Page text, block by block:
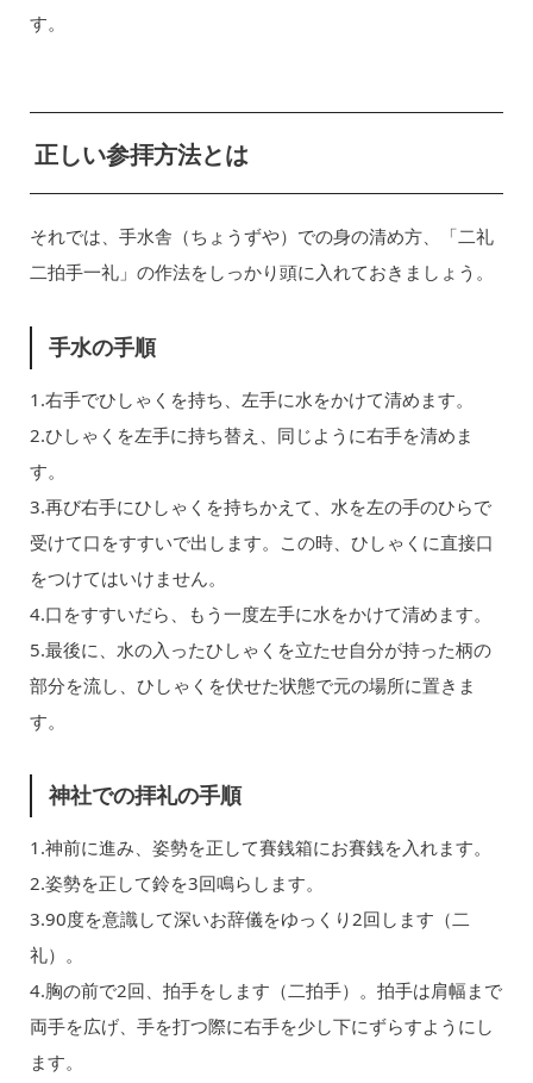
す。
正しい参拝方法とは
それでは、手水舎（ちょうずや）での身の清め方、「二礼
二拍手一礼」の作法をしっかり頭に入れておきましょう。
手水の手順
1.右手でひしゃくを持ち、左手に水をかけて清めます。
2.ひしゃくを左手に持ち替え、同じように右手を清めま
す。
3.再び右手にひしゃくを持ちかえて、水を左の手のひらで
受けて口をすすいで出します。この時、ひしゃくに直接口
をつけてはいけません。
4.口をすすいだら、もう一度左手に水をかけて清めます。
5.最後に、水の入ったひしゃくを立たせ自分が持った柄の
部分を流し、ひしゃくを伏せた状態で元の場所に置きま
す。
神社での拝礼の手順
1.神前に進み、姿勢を正して賽銭箱にお賽銭を入れます。
2.姿勢を正して鈴を3回鳴らします。
3.90度を意識して深いお辞儀をゆっくり2回します（二
礼）。
4.胸の前で2回、拍手をします（二拍手）。拍手は肩幅まで
両手を広げ、手を打つ際に右手を少し下にずらすようにし
ます。